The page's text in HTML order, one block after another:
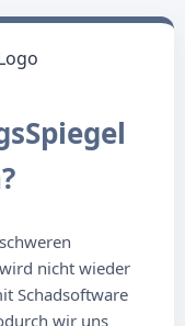
nicht wieder
Schadsoftware
wir uns